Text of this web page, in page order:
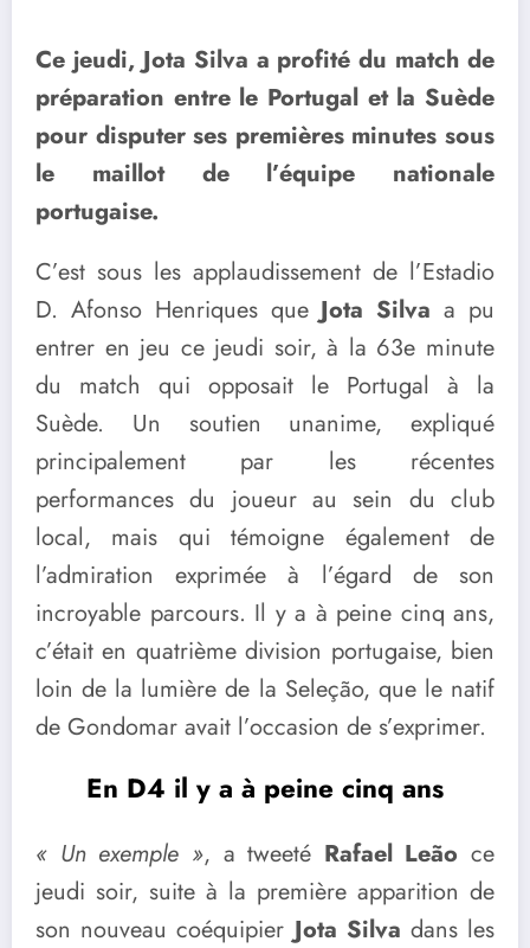
Ce jeudi, Jota Silva a profité du match de
préparation entre le Portugal et la Suède
pour disputer ses premières minutes sous
le maillot de l’équipe nationale
portugaise.
C’est sous les applaudissement de l’Estadio
D. Afonso Henriques queJota Silva a pu
entrer en jeu ce jeudi soir, à la 63e minute
du match qui opposait le Portugal à la
Suède. Un soutien unanime, expliqué
principalement par les récentes
performances du joueur au sein du club
local, mais qui témoigne également de
l’admiration exprimée à l’égard de son
incroyable parcours. Il y a à peine cinq ans,
c’était en quatrième division portugaise, bien
loin de la lumière de la Seleção, que le natif
de Gondomar avait l’occasion de s’exprimer.
En D4 il y a à peine cinq ans
« Un exemple », a tweeté Rafael Leão ce
jeudi soir, suite à la première apparition de
son nouveau coéquipier Jota Silva dans les